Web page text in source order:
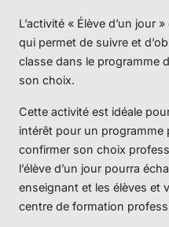
L’activité « Élève d’un jour
qui permet de suivre et
classe dans le programme
son choix.
Cette activité est idéale
intérêt pour un programme
confirmer son choix
l’élève d’un jour pourra
enseignant et les élèves et
centre de formation